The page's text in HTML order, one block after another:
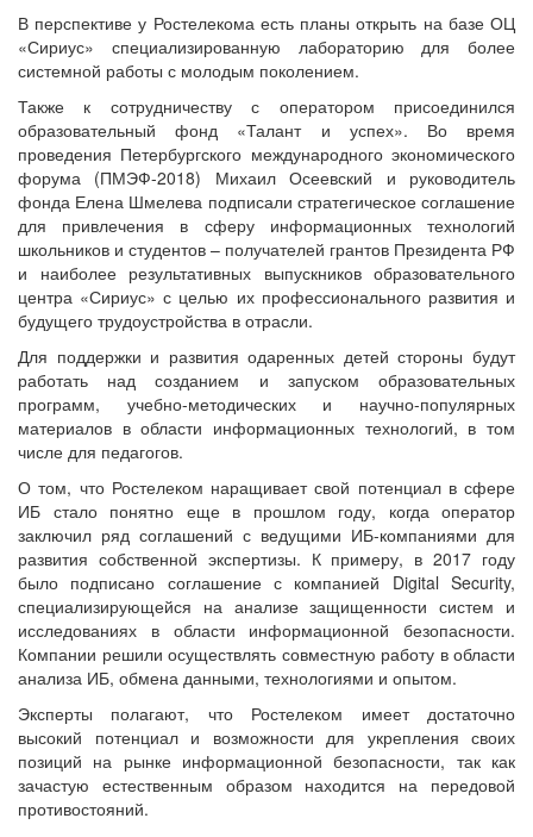
В перспективе у Ростелекома есть планы открыть на базе ОЦ
«Сириус» специализированную лабораторию для более
системной работы с молодым поколением.
Также к сотрудничеству с оператором присоединился
образовательный фонд «Талант и успех». Во время
проведения Петербургского международного экономического
форума (ПМЭФ-2018) Михаил Осеевский и руководитель
фонда Елена Шмелева подписали стратегическое соглашение
для привлечения в сферу информационных технологий
школьников и студентов – получателей грантов Президента РФ
и наиболее результативных выпускников образовательного
центра «Сириус» с целью их профессионального развития и
будущего трудоустройства в отрасли.
Для поддержки и развития одаренных детей стороны будут
работать над созданием и запуском образовательных
программ, учебно-методических и научно-популярных
материалов в области информационных технологий, в том
числе для педагогов.
О том, что Ростелеком наращивает свой потенциал в сфере
ИБ стало понятно еще в прошлом году, когда оператор
заключил ряд соглашений с ведущими ИБ-компаниями для
развития собственной экспертизы. К примеру, в 2017 году
было подписано соглашение с компанией Digital Security,
специализирующейся на анализе защищенности систем и
исследованиях в области информационной безопасности.
Компании решили осуществлять совместную работу в области
анализа ИБ, обмена данными, технологиями и опытом.
Эксперты полагают, что Ростелеком имеет достаточно
высокий потенциал и возможности для укрепления своих
позиций на рынке информационной безопасности, так как
зачастую естественным образом находится на передовой
противостояний.